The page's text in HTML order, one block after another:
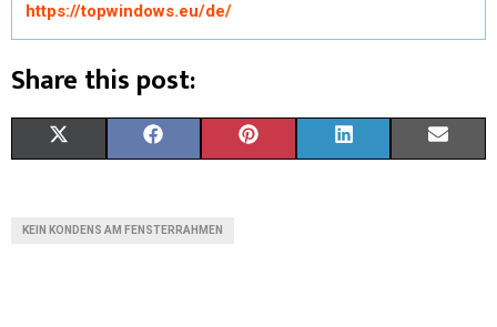
https://topwindows.eu/de/
Share this post:
KEIN KONDENS AM FENSTERRAHMEN